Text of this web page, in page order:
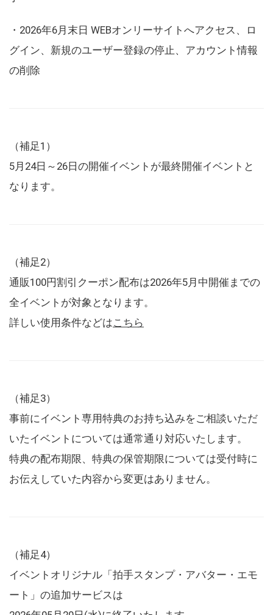
・2026年6月末日 WEBオンリーサイトへアクセス、ロ
グイン、新規のユーザー登録の停止、アカウント情報
の削除
（補足1）
5月24日～26日の開催イベントが最終開催イベントと
なります。
（補足2）
通販100円割引クーポン配布は2026年5月中開催までの
全イベントが対象となります。
詳しい使用条件などはこちら
（補足3）
事前にイベント専用特典のお持ち込みをご相談いただ
いたイベントについては通常通り対応いたします。
特典の配布期限、特典の保管期限については受付時に
お伝えしていた内容から変更はありません。
（補足4）
イベントオリジナル「拍手スタンプ・アバター・エモ
ート」の追加サービスは